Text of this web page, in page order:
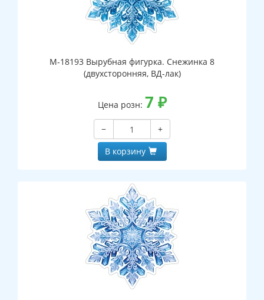
М-18193 Вырубная фигурка. Снежинка 8
(двухсторонняя, ВД-лак)
Цена розн: 7 ₽
−
+
В корзину